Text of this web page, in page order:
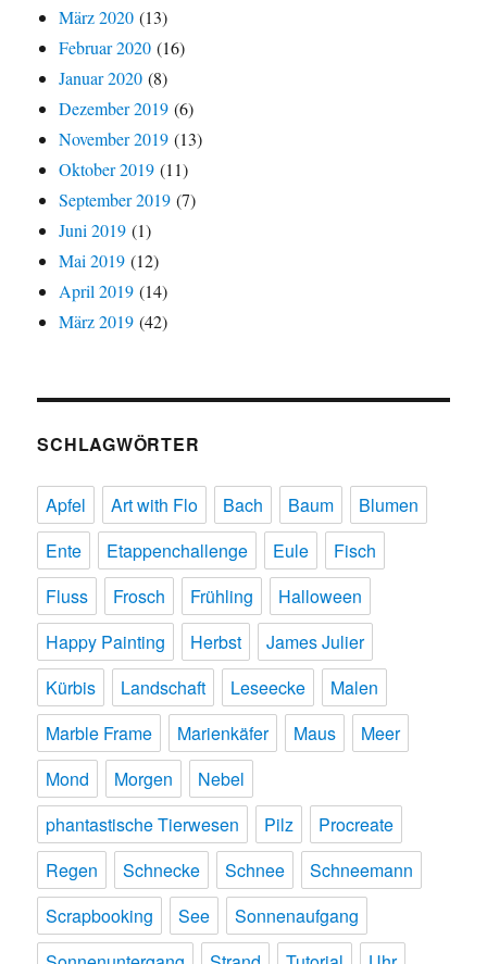
März 2020 (13)
Februar 2020 (16)
Januar 2020 (8)
Dezember 2019 (6)
November 2019 (13)
Oktober 2019 (11)
September 2019 (7)
Juni 2019 (1)
Mai 2019 (12)
April 2019 (14)
März 2019 (42)
SCHLAGWÖRTER
Apfel Art with Flo Bach Baum
Blumen
Ente
Etappenchallenge Eule
Fisch
Fluss
Frosch Frühling
Halloween
Happy Painting
Herbst
James Julier
Kürbis
Landschaft Leseecke
Malen
Marble Frame
Marienkäfer Maus
Meer
Mond
Morgen
Nebel
phantastische Tierwesen
Pilz
Procreate
Regen
Schnecke Schnee
Schneemann
Scrapbooking
See
Sonnenaufgang